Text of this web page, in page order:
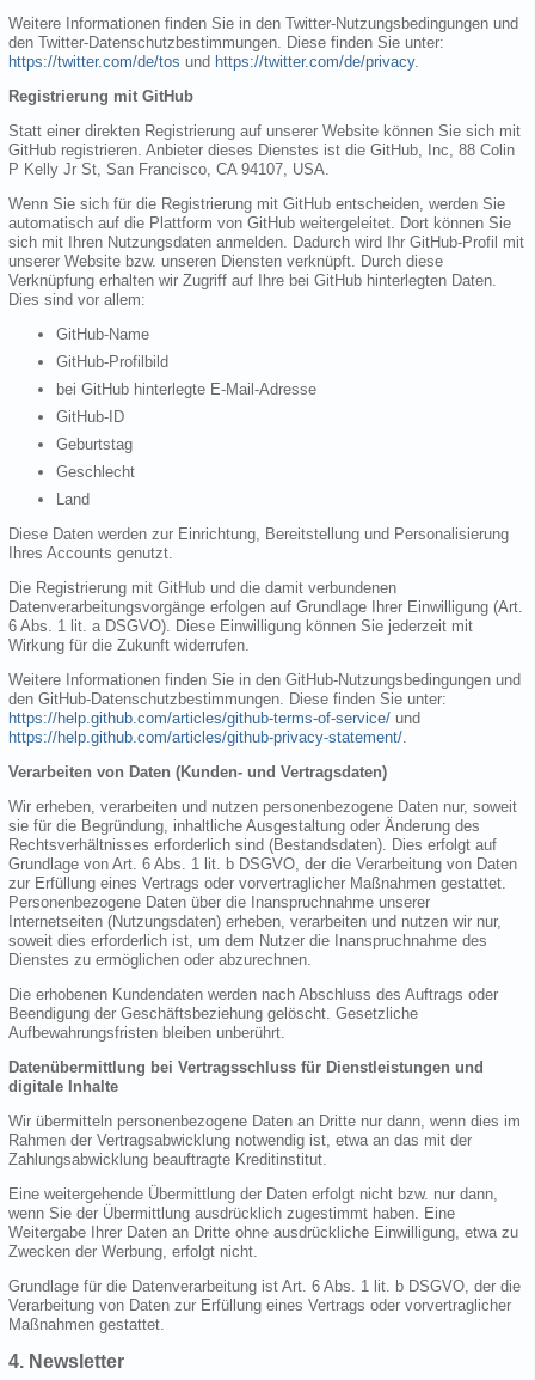
Weitere Informationen finden Sie in den Twitter-Nutzungsbedingungen und
den Twitter-Datenschutzbestimmungen. Diese finden Sie unter:
https://twitter.com/de/tos und https://twitter.com/de/privacy.
Registrierung mit GitHub
Statt einer direkten Registrierung auf unserer Website können Sie sich mit
GitHub registrieren. Anbieter dieses Dienstes ist die GitHub, Inc, 88 Colin
P Kelly Jr St, San Francisco, CA 94107, USA.
Wenn Sie sich für die Registrierung mit GitHub entscheiden, werden Sie
automatisch auf die Plattform von GitHub weitergeleitet. Dort können Sie
sich mit Ihren Nutzungsdaten anmelden. Dadurch wird Ihr GitHub-Profil mit
unserer Website bzw. unseren Diensten verknüpft. Durch diese
Verknüpfung erhalten wir Zugriff auf Ihre bei GitHub hinterlegten Daten.
Dies sind vor allem:
GitHub-Name
GitHub-Profilbild
bei GitHub hinterlegte E-Mail-Adresse
GitHub-ID
Geburtstag
Geschlecht
Land
Diese Daten werden zur Einrichtung, Bereitstellung und Personalisierung
Ihres Accounts genutzt.
Die Registrierung mit GitHub und die damit verbundenen
Datenverarbeitungsvorgänge erfolgen auf Grundlage Ihrer Einwilligung (Art.
6 Abs. 1 lit. a DSGVO). Diese Einwilligung können Sie jederzeit mit
Wirkung für die Zukunft widerrufen.
Weitere Informationen finden Sie in den GitHub-Nutzungsbedingungen und
den GitHub-Datenschutzbestimmungen. Diese finden Sie unter:
https://help.github.com/articles/github-terms-of-service/ und
https://help.github.com/articles/github-privacy-statement/.
Verarbeiten von Daten (Kunden- und Vertragsdaten)
Wir erheben, verarbeiten und nutzen personenbezogene Daten nur, soweit
sie für die Begründung, inhaltliche Ausgestaltung oder Änderung des
Rechtsverhältnisses erforderlich sind (Bestandsdaten). Dies erfolgt auf
Grundlage von Art. 6 Abs. 1 lit. b DSGVO, der die Verarbeitung von Daten
zur Erfüllung eines Vertrags oder vorvertraglicher Maßnahmen gestattet.
Personenbezogene Daten über die Inanspruchnahme unserer
Internetseiten (Nutzungsdaten) erheben, verarbeiten und nutzen wir nur,
soweit dies erforderlich ist, um dem Nutzer die Inanspruchnahme des
Dienstes zu ermöglichen oder abzurechnen.
Die erhobenen Kundendaten werden nach Abschluss des Auftrags oder
Beendigung der Geschäftsbeziehung gelöscht. Gesetzliche
Aufbewahrungsfristen bleiben unberührt.
Datenübermittlung bei Vertragsschluss für Dienstleistungen und
digitale Inhalte
Wir übermitteln personenbezogene Daten an Dritte nur dann, wenn dies im
Rahmen der Vertragsabwicklung notwendig ist, etwa an das mit der
Zahlungsabwicklung beauftragte Kreditinstitut.
Eine weitergehende Übermittlung der Daten erfolgt nicht bzw. nur dann,
wenn Sie der Übermittlung ausdrücklich zugestimmt haben. Eine
Weitergabe Ihrer Daten an Dritte ohne ausdrückliche Einwilligung, etwa zu
Zwecken der Werbung, erfolgt nicht.
Grundlage für die Datenverarbeitung ist Art. 6 Abs. 1 lit. b DSGVO, der die
Verarbeitung von Daten zur Erfüllung eines Vertrags oder vorvertraglicher
Maßnahmen gestattet.
4. Newsletter